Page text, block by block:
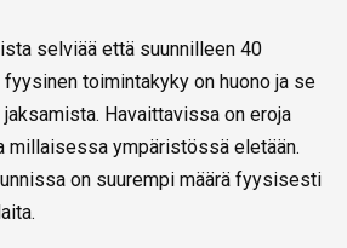
selviää että suunnilleen 40
toimintakyky on huono ja se
Havaittavissa on eroja
millaisessa ympäristössä eletään.
on suurempi määrä fyysisesti